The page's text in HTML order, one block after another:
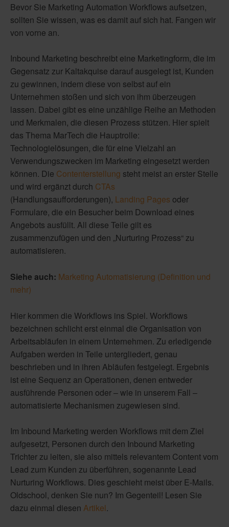
Bevor Sie Marketing Automation Workflows aufsetzen,
sollten Sie wissen, was es damit auf sich hat. Fangen wir
von vorne an.
Inbound Marketing beschreibt eine Marketingform, die im
Gegensatz zur Kaltakquise darauf ausgelegt ist, Kunden
zu gewinnen, indem diese von selbst auf ein
Unternehmen stoßen und sich von ihm überzeugen
lassen. Dabei gibt es eine unzählige Reihe an Methoden
und Merkmalen, die diesen Prozess stützen. Hier spielt
das Thema MarTech die Hauptrolle:
Technologielösungen, die für eine Vielzahl an
Verwendungszwecken im Marketing eingesetzt werden
können. Die Contenterstellung steht meist an erster Stelle
und wird ergänzt durch CTAs
(Handlungsaufforderungen), Landing Pages oder
Formulare, die ein Besucher beim Download eines
Angebots ausfüllt. All diese Teile gilt es
zusammenzufügen und den „Nurturing Prozess“ zu
automatisieren.
Siehe auch: Marketing Automatisierung (Definition und
mehr)
Hier kommen die Workflows ins Spiel. Workflows
bezeichnen schlicht erst einmal die Organisation von
Arbeitsabläufen in einem Unternehmen. Zu erledigende
Aufgaben werden in Teile untergliedert, genau
beschrieben und in ihren Abläufen festgelegt. Ergebnis
ist eine Sequenz an Operationen, denen entweder
ausführende Personen oder – wie in unserem Fall –
automatisierte Mechanismen zugewiesen sind.
Im Inbound Marketing werden Workflows mit dem Ziel
aufgesetzt, Personen durch den Inbound Marketing
Trichter zu leiten, sie also mittels relevantem Content vom
Lead zum Kunden zu überführen, sogenannte Lead
Nurturing Workflows. Dies geschieht meist über E-Mails.
Oldschool, denken Sie nun? Im Gegenteil! Lesen Sie
dazu einmal diesen Artikel.